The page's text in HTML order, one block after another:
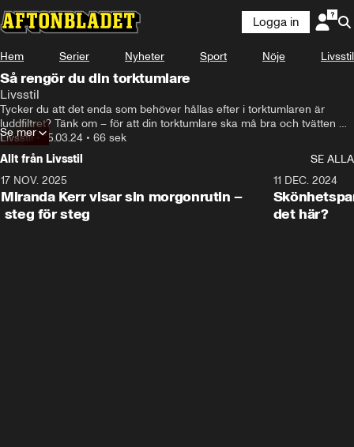
Logga in
Hem Serier Nyheter Sport Nöje Livsstil
Så rengör du din torktumlare
Livsstil
Tycker du att det enda som behöver hållas efter i torktumlaren är
luddfiltret? Tänk om – för att din torktumlare ska må bra och tvätten
ska vara fräsch behöver du med jämna mellanrum ge din torktumlare
en rejäl rengöring!
Livsstil•15.03.24 • 66 sek
Se mer
Allt från Livsstil
SE ALLA
17 NOV. 2025
Miranda Kerr visar sin morgonrutin –
steg för steg
11 DEC. 2024
det här?